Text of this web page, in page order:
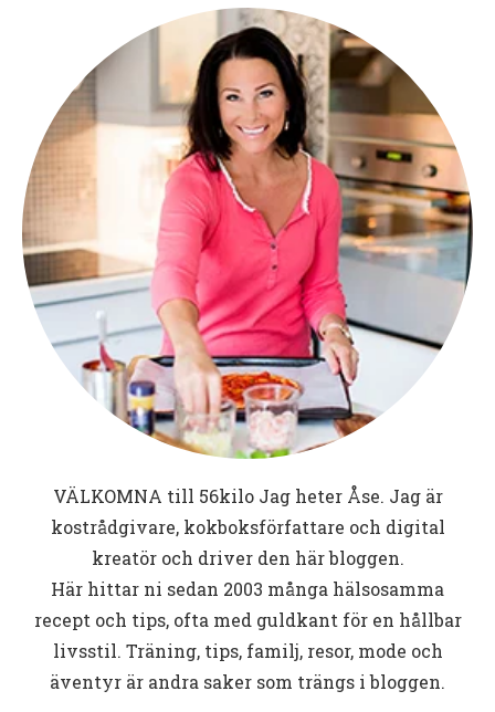
VÄLKOMNA till 56kiloJag heter Åse. Jag är
kostrådgivare, kokboksförfattare och digital
kreatör och driver den här bloggen.
Här hittar ni sedan 2003 många hälsosamma
recept och tips, ofta med guldkant för en hållbar
livsstil. Träning, tips, familj, resor, mode och
äventyr är andra saker som trängs i bloggen.